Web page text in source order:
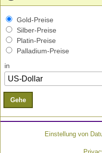
Gold-Preise
Silber-Preise
Platin-Preise
Palladium-Preise
in
Gehe
Einstellung von